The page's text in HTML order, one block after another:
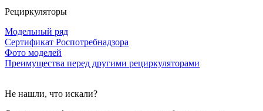
Рециркуляторы
Модельный ряд
Сертификат Роспотребнадзора
Фото моделей
Преимущества перед другими рециркуляторами
Не нашли, что искали?